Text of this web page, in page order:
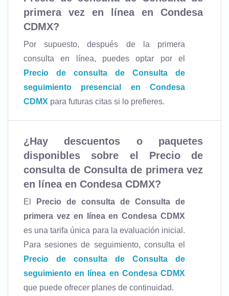
primera vez en línea en Condesa
CDMX?
Por supuesto, después de la primera
consulta en línea, puedes optar por el
Precio de consulta de Consulta de
seguimiento presencial en Condesa
CDMX para futuras citas si lo prefieres.
¿Hay descuentos o paquetes
disponibles sobre el Precio de
consulta de Consulta de primera vez
en línea en Condesa CDMX?
El
Precio de consulta de Consulta de
primera vez en línea en Condesa CDMX
es una tarifa única para la evaluación inicial.
Para sesiones de seguimiento, consulta el
Precio de consulta de Consulta de
seguimiento en línea en Condesa CDMX
que puede ofrecer planes de continuidad.